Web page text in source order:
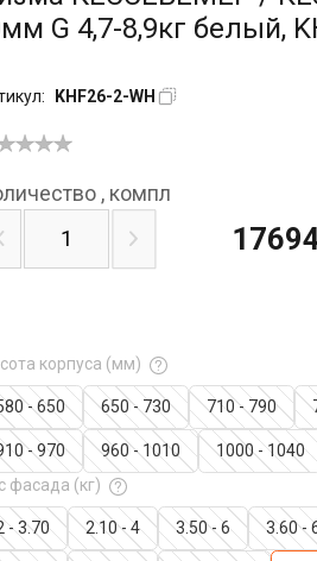
G 4,7-8,9кг белый,
KHF26-2-WH
корпуса (мм)
- 650 650 - 730 710 - 790
- 970 960 - 1010
1000 - 1040
фасада (кг)
- 3.70 2.10 - 4 3.50 - 6 3.60 -
, компл